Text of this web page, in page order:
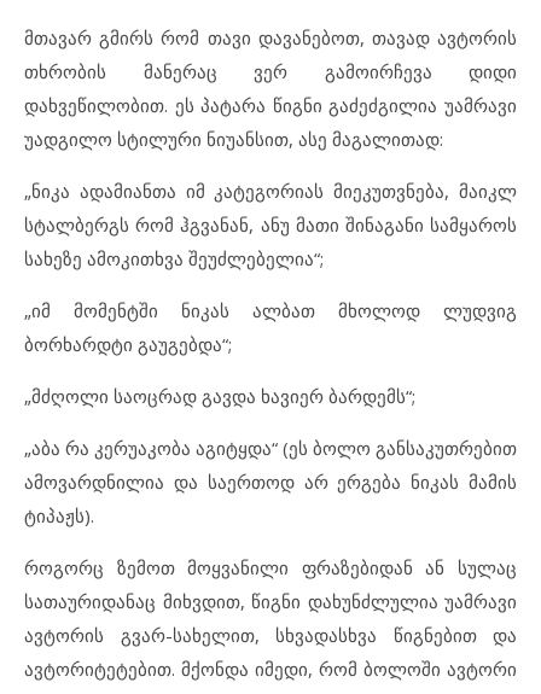
მთავარ გმირს რომ თავი დავანებოთ, თავად ავტორის
თხრობის მანერაც ვერ გამოირჩევა დიდი
დახვეწილობით. ეს პატარა წიგნი გაძეძგილია უამრავი
უადგილო სტილური ნიუანსით, ასე მაგალითად:
„ნიკა ადამიანთა იმ კატეგორიას მიეკუთვნება, მაიკლ
სტალბერგს რომ ჰგვანან, ანუ მათი შინაგანი სამყაროს
სახეზე ამოკითხვა შეუძლებელია“;
„იმ მომენტში ნიკას ალბათ მხოლოდ ლუდვიგ
ბორხარდტი გაუგებდა“;
„მძღოლი საოცრად გავდა ხავიერ ბარდემს“;
„აბა რა კერუაკობა აგიტყდა“ (ეს ბოლო განსაკუთრებით
ამოვარდნილია და საერთოდ არ ერგება ნიკას მამის
ტიპაჟს).
როგორც ზემოთ მოყვანილი ფრაზებიდან ან სულაც
სათაურიდანაც მიხვდით, წიგნი დახუნძლულია უამრავი
ავტორის გვარ-სახელით, სხვადასხვა წიგნებით და
ავტორიტეტებით. მქონდა იმედი, რომ ბოლოში ავტორი